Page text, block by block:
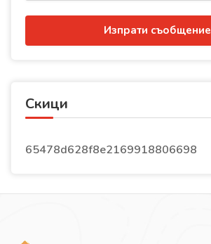
Изпрати съобщение
Скици
65478d628f8e2169918806698